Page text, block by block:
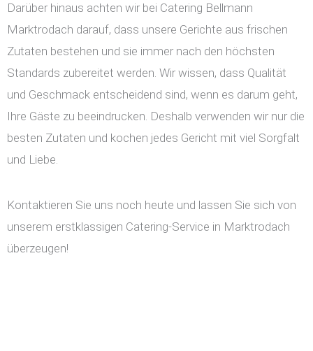
Darüber hinaus achten wir bei Catering Bellmann
Marktrodach darauf, dass unsere Gerichte aus frischen
Zutaten bestehen und sie immer nach den höchsten
Standards zubereitet werden. Wir wissen, dass Qualität
und Geschmack entscheidend sind, wenn es darum geht,
Ihre Gäste zu beeindrucken. Deshalb verwenden wir nur die
besten Zutaten und kochen jedes Gericht mit viel Sorgfalt
und Liebe.
Kontaktieren Sie uns noch heute und lassen Sie sich von
unserem erstklassigen Catering-Service in Marktrodach
überzeugen!